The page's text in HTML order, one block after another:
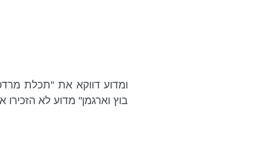
ומדוע דווקא את "תכלת
בוץ וארגמן" מדוע לא